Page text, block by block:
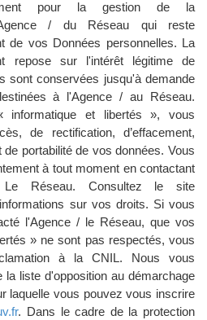
pour la gestion de la
/ du Réseau qui reste
de vos Données personnelles. La
repose sur l'intérêt légitime de
sont conservées jusqu'à demande
à l'Agence / au Réseau.
informatique et libertés », vous
de rectification, d’effacement,
de portabilité de vos données. Vous
à tout moment en contactant
Le Réseau. Consultez le site
sur vos droits. Si vous
l'Agence / le Réseau, que vos
» ne sont pas respectés, vous
à la CNIL. Nous vous
la liste d'opposition au démarchage
laquelle vous pouvez vous inscrire
. Dans le cadre de la protection